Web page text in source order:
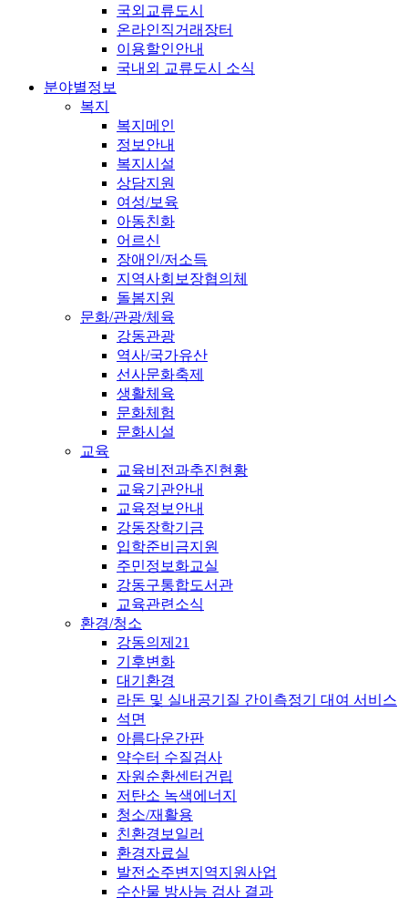
국외교류도시
온라인직거래장터
이용할인안내
국내외 교류도시 소식
분야별정보
복지
복지메인
정보안내
복지시설
상담지원
여성/보육
아동친화
어르신
장애인/저소득
지역사회보장협의체
돌봄지원
문화/관광/체육
강동관광
역사/국가유산
선사문화축제
생활체육
문화체험
문화시설
교육
교육비전과추진현황
교육기관안내
교육정보안내
강동장학기금
입학준비금지원
주민정보화교실
강동구통합도서관
교육관련소식
환경/청소
강동의제21
기후변화
대기환경
라돈 및 실내공기질 간이측정기 대여 서비스
석면
아름다운간판
약수터 수질검사
자원순환센터건립
저탄소 녹색에너지
청소/재활용
친환경보일러
환경자료실
발전소주변지역지원사업
수산물 방사능 검사 결과